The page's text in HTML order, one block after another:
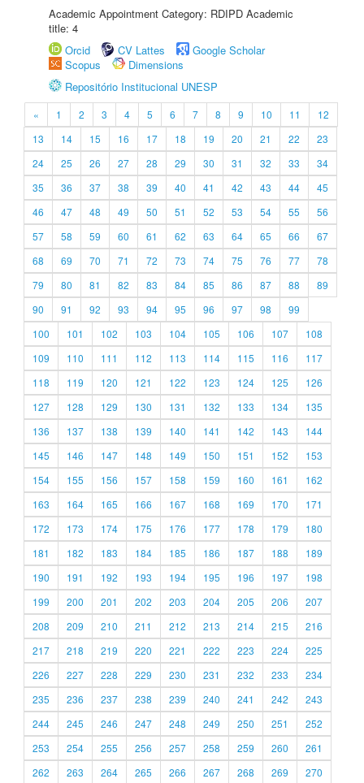
Academic Appointment Category: RDIPD Academic
title: 4
Orcid
CV Lattes
Google Scholar
Scopus
Dimensions
Repositório Institucional UNESP
« 1 2 3 4 5 6 7 8 9 10 11
12
13
14 15 16 17 18 19 20 21 22
23
24
25 26 27 28 29 30 31 32 33
34
35
36 37 38 39 40 41 42 43 44
45
46
47 48 49 50 51 52 53 54 55
56
57
58 59 60 61 62 63 64 65 66
67
68
69 70 71 72 73 74 75 76 77
78
79
80 81 82 83 84 85 86 87 88
89
90
91 92 93 94 95 96 97 98
99
100
101 102 103 104 105 106 107
108
109
110 111 112 113 114 115 116
117
118
119 120 121 122 123 124 125
126
127
128 129 130 131 132 133 134
135
136
137 138 139 140 141 142 143
144
145
146 147 148 149 150 151 152
153
154
155 156 157 158 159 160 161
162
163
164 165 166 167 168 169 170
171
172
173 174 175 176 177 178 179
180
181
182 183 184 185 186 187 188
189
190
191 192 193 194 195 196 197
198
199
200 201 202 203 204 205 206
207
208
209 210 211 212 213 214 215
216
217
218 219 220 221 222 223 224
225
226
227 228 229 230 231 232 233
234
235
236 237 238 239 240 241 242
243
244
245 246 247 248 249 250 251
252
253
254 255 256 257 258 259 260
261
262
263 264 265 266 267 268 269 270